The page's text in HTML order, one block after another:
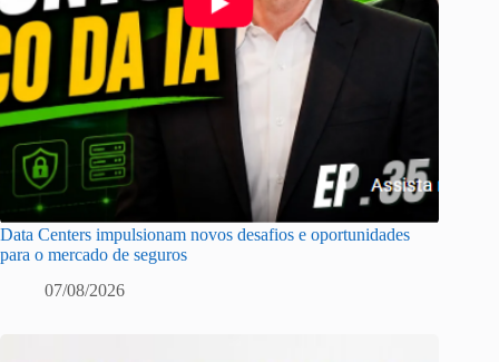
Data Centers impulsionam novos desafios e oportunidades
para o mercado de seguros
07/08/2026